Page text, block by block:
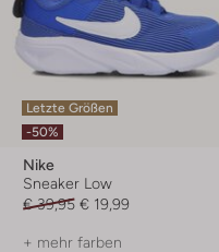
Letzte Größen
-50%
Nike
Sneaker Low
€ 39,95 € 19,99
+ mehr farben